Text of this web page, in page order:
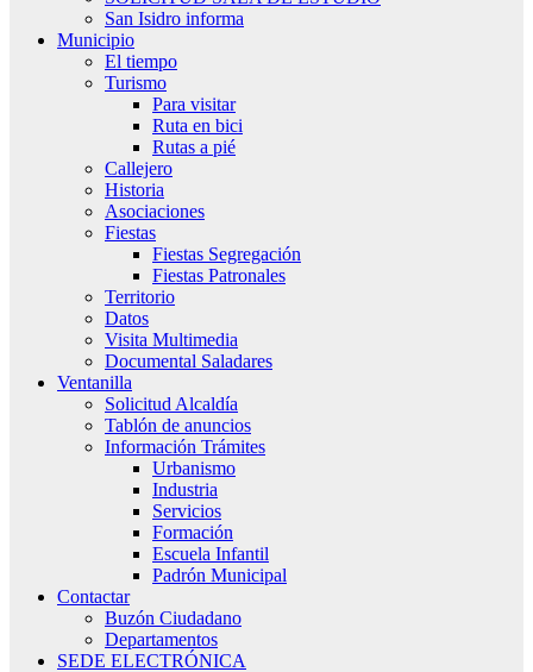
San Isidro informa
Municipio
El tiempo
Turismo
Para visitar
Ruta en bici
Rutas a pié
Callejero
Historia
Asociaciones
Fiestas
Fiestas Segregación
Fiestas Patronales
Territorio
Datos
Visita Multimedia
Documental Saladares
Ventanilla
Solicitud Alcaldía
Tablón de anuncios
Información Trámites
Urbanismo
Industria
Servicios
Formación
Escuela Infantil
Padrón Municipal
Contactar
Buzón Ciudadano
Departamentos
SEDE ELECTRÓNICA